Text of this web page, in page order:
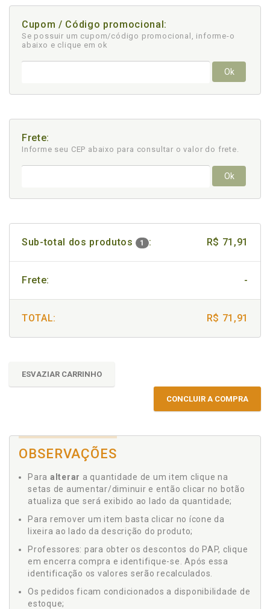
Cupom / Código promocional:
Se possuir um cupom/código promocional, informe-o
abaixo e clique em ok
Ok
Frete:
Informe seu CEP abaixo para consultar o valor do frete.
Ok
Sub-total dos produtos 1 : R$ 71,91
Frete: -
TOTAL: R$ 71,91
ESVAZIAR CARRINHO
CONCLUIR A COMPRA
OBSERVAÇÕES
Para alterar a quantidade de um item clique na
setas de aumentar/diminuir e então clicar no botão
atualiza que será exibido ao lado da quantidade;
Para remover um item basta clicar no ícone da
lixeira ao lado da descrição do produto;
Professores: para obter os descontos do PAP, clique
em encerra compra e identifique-se. Após essa
identificação os valores serão recalculados.
Os pedidos ficam condicionados a disponibilidade de
estoque;